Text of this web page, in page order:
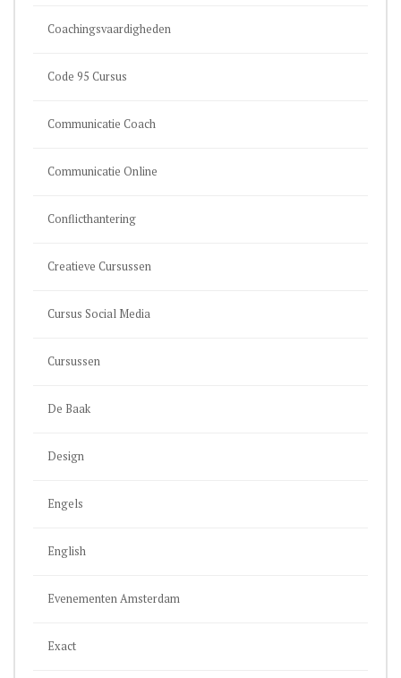
Coachingsvaardigheden
Code 95 Cursus
Communicatie Coach
Communicatie Online
Conflicthantering
Creatieve Cursussen
Cursus Social Media
Cursussen
De Baak
Design
Engels
English
Evenementen Amsterdam
Exact